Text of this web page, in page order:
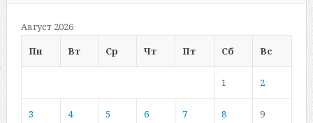
Август 2026
Пн
Вт Ср Чт Пт Сб Вс
1 2
3 4 5 6 7 8 9